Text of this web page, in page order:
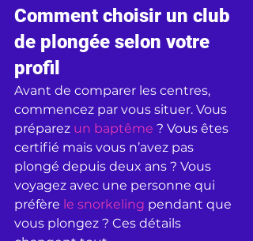
Comment choisir un club
de plongée selon votre
profil
Avant de comparer les centres,
commencez par vous situer. Vous
préparez un baptême ? Vous êtes
certifié mais vous n’avez pas
plongé depuis deux ans ? Vous
voyagez avec une personne qui
préfère le snorkeling pendant que
vous plongez ? Ces détails